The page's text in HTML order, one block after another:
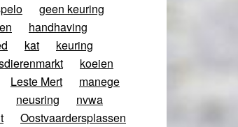
geen keuring
handhaving
kat
keuring
koeien
Leste Mert
manege
neusring
nvwa
Oostvaardersplassen